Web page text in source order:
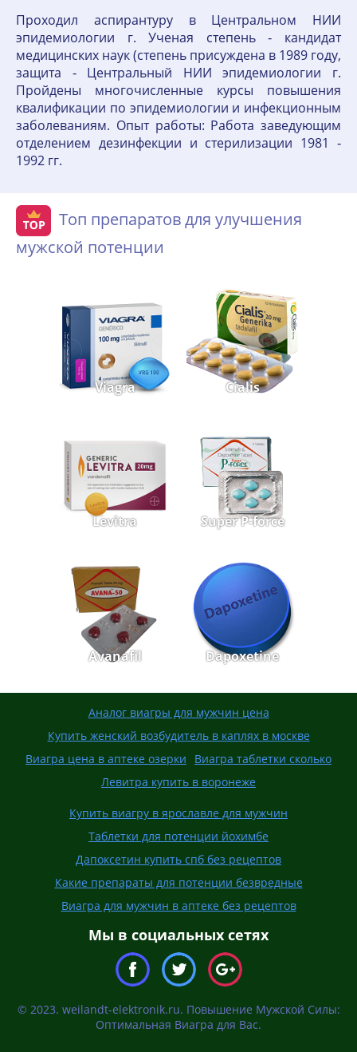
Проходил аспирантуру в Центральном НИИ
эпидемиологии г. Ученая степень ‑ кандидат
медицинских наук (степень присуждена в 1989 году,
защита ‑ Центральный НИИ эпидемиологии г.
Пройдены многочисленные курсы повышения
квалификации по эпидемиологии и инфекционным
заболеваниям. Опыт работы: Работа заведующим
отделением дезинфекции и стерилизации 1981 ‑
1992 гг.
Топ препаратов для улучшения
мужской потенции
Viagra Cialis
Levitra Super P-force
Avanafil Dapoxetine
Аналог виагры для мужчин цена
Купить женский возбудитель в каплях в москве
Виагра цена в аптеке озерки
Виагра таблетки сколько
Левитра купить в воронеже
Купить виагру в ярославле для мужчин
Таблетки для потенции йохимбе
Дапоксетин купить спб без рецептов
Какие препараты для потенции безвредные
Виагра для мужчин в аптеке без рецептов
Мы в социальных сетях
© 2023. weilandt-elektronik.ru. Повышение Мужской Силы:
Оптимальная Виагра для Вас.